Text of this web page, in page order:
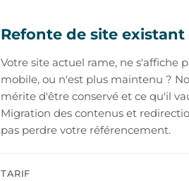
Refonte de site existant
Votre site actuel rame, ne s'affiche
mobile, ou n'est plus maintenu ?
mérite d'être conservé et ce qu'il
Migration des contenus et
pas perdre votre référencement.
TARIF